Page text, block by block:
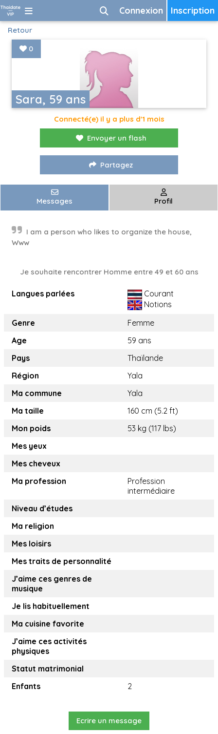
Inscription
Connexion
Retour
Sara, 59 ans
0
Connecté(e) il y a plus d'1 mois
Envoyer un flash
Partagez
Messages Profil
I am a person who likes to organize the house,
Www
Je souhaite rencontrer Homme entre 49 et 60 ans
Langues parlées
Courant
Notions
Genre
Femme
Age
59 ans
Pays
Thaïlande
Région
Yala
Ma commune
Yala
Ma taille
160 cm (5.2 ft)
Mon poids
53 kg (117 lbs)
Mes yeux
Mes cheveux
Ma profession
Profession
intermédiaire
Niveau d’études
Ma religion
Mes loisirs
Mes traits de personnalité
J’aime ces genres de
musique
Je lis habituellement
Ma cuisine favorite
J’aime ces activités
physiques
Statut matrimonial
Enfants
2
Ecrire un message